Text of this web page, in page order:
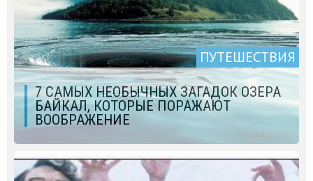
ПУТЕШЕСТВИЯ
7 САМЫХ НЕОБЫЧНЫХ ЗАГАДОК ОЗЕРА
БАЙКАЛ, КОТОРЫЕ ПОРАЖАЮТ
ВООБРАЖЕНИЕ